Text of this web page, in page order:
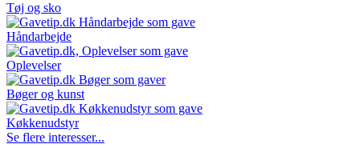
Tøj og sko
Håndarbejde
Oplevelser
Bøger og kunst
Køkkenudstyr
Se flere interesser...